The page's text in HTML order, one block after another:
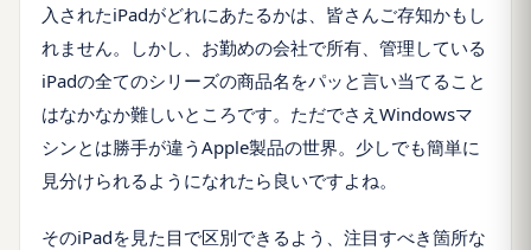
入されたiPadがどれにあたるかは、皆さんご存知かもし
れません。しかし、お勤めの会社で所有、管理している
iPadの全てのシリーズの商品名をパッと言い当てること
はなかなか難しいところです。ただでさえ Windowsマ
シンとは勝手が違う Apple製品の世界。少しでも簡単に
見分けられるようになれたら良いですよね。
そのiPadを見た目で区別できるよう、注目すべき箇所な